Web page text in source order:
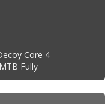
Core 4
MTB Fully